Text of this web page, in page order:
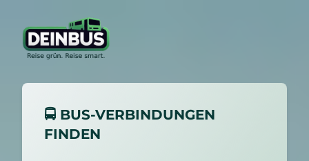
🚍 BUS-VERBINDUNGEN
FINDEN